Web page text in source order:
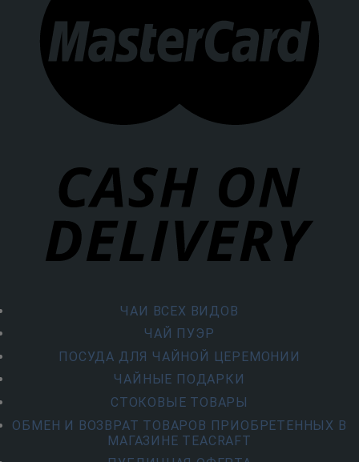
ЧАИ ВСЕХ ВИДОВ
ЧАЙ ПУЭР
ПОСУДА ДЛЯ ЧАЙНОЙ ЦЕРЕМОНИИ
ЧАЙНЫЕ ПОДАРКИ
СТОКОВЫЕ ТОВАРЫ
ОБМЕН И ВОЗВРАТ ТОВАРОВ ПРИОБРЕТЕННЫХ В
МАГАЗИНЕ TEACRAFT